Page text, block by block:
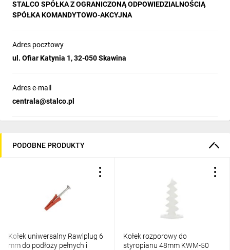
budowlanych. Można zastosować go w podłożach wykonanych
silikatowych, a nawet autoklawizowanego betonu
komórkowego.
fi7,5x72mm
STALCO SPÓŁKA Z OGRANICZONĄ ODPOWIEDZIALNOŚCIĄ
SPÓŁKA KOMANDYTOWO-AKCYJNA
Adres pocztowy
ul. Ofiar Katynia 1, 32-050 Skawina
Adres e-mail
centrala@stalco.pl
PODOBNE PRODUKTY
Kołek uniwersalny Rawlplug 6
mm do podłoży pełnych i
Kołek rozporowy do
styropianu 48mm KWM-50